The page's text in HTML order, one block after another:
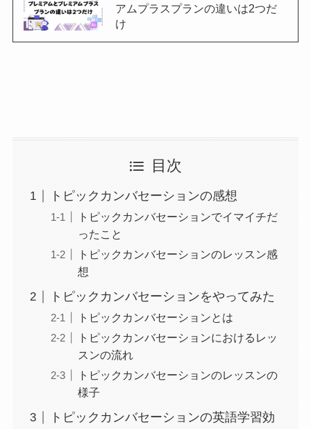
アムプラスプランの違いは2つだ
け
目次
トピックカンバセーションの感想
トピックカンバセーションでイマイチだ
ったこと
トピックカンバセーションのレッスン感
想
トピックカンバセーションをやってみた
トピックカンバセーションとは
トピックカンバセーションにおけるレッ
スンの流れ
トピックカンバセーションのレッスンの
様子
トピックカンバセーションの英語学習効